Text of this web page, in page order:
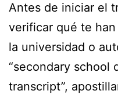
Antes de iniciar el
verificar qué te
la universidad o
“secondary school
transcript”,